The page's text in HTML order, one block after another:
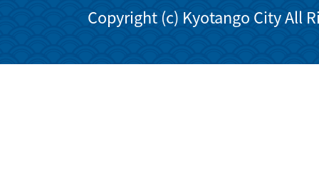
Copyright (c) Kyotango City All